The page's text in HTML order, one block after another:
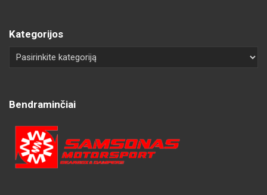
Kategorijos
Bendraminčiai